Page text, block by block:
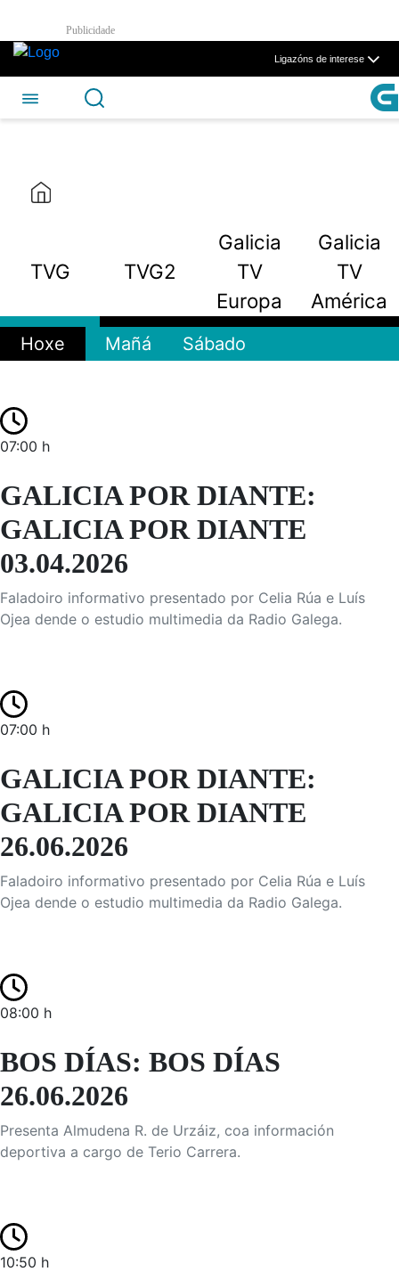
Skip to Main Content
TVG - CSAG
Publicidade
Ligazóns de interese
TVG TVG2
Galicia
TV
Europa
Galicia
TV
América
Hoxe Mañá Sábado
07:00 h
GALICIA POR DIANTE:
GALICIA POR DIANTE
03.04.2026
Faladoiro informativo presentado por Celia Rúa e Luís
Ojea dende o estudio multimedia da Radio Galega.
07:00 h
GALICIA POR DIANTE:
GALICIA POR DIANTE
26.06.2026
Faladoiro informativo presentado por Celia Rúa e Luís
Ojea dende o estudio multimedia da Radio Galega.
08:00 h
BOS DÍAS: BOS DÍAS
26.06.2026
Presenta Almudena R. de Urzáiz, coa información
deportiva a cargo de Terio Carrera.
10:50 h